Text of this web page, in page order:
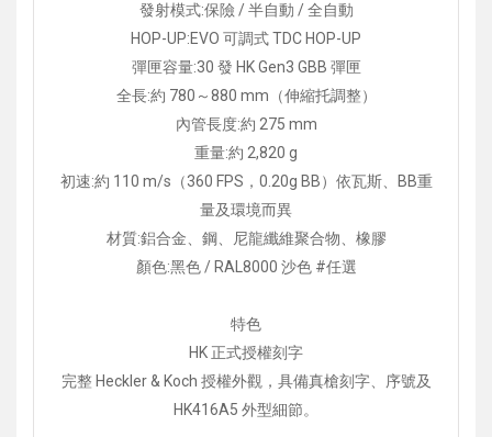
發射模式:保險 / 半自動 / 全自動
HOP-UP:EVO 可調式 TDC HOP-UP
彈匣容量:30 發 HK Gen3 GBB 彈匣
全長:約 780～880 mm（伸縮托調整）
內管長度:約 275 mm
重量:約 2,820 g
初速:約 110 m/s（360 FPS，0.20g BB）依瓦斯、BB重
量及環境而異
材質:鋁合金、鋼、尼龍纖維聚合物、橡膠
顏色:黑色 / RAL8000 沙色 #任選
特色
HK 正式授權刻字
完整 Heckler & Koch 授權外觀，具備真槍刻字、序號及
HK416A5 外型細節。